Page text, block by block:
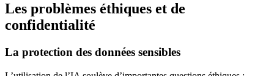
Les problèmes éthiques et de
confidentialité
La protection des données sensibles